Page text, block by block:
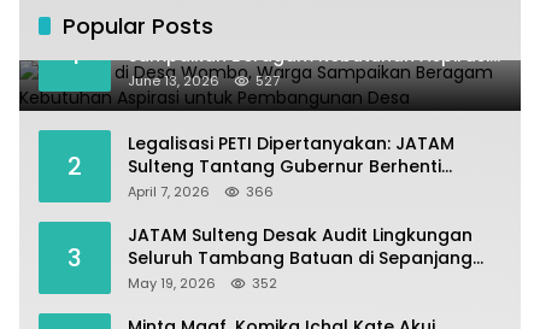
Popular Posts
1
Kundapil di Desa Wombo, Warga
Sampaikan Beragam Kebutuhan Aspirasi
untuk Pembangunan Desa
June 13, 2026 527
2
Legalisasi PETI Dipertanyakan: JATAM
Sulteng Tantang Gubernur Berhenti
Andalkan Tambang dan Selamatkan
April 7, 2026 366
3
JATAM Sulteng Desak Audit Lingkungan
Seluruh Tambang Batuan di Sepanjang
Pesisir Palu–Donggala
May 19, 2026 352